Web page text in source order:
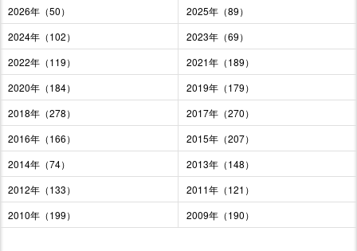
2026年（50）
2025年（89）
2024年（102）
2023年（69）
2022年（119）
2021年（189）
2020年（184）
2019年（179）
2018年（278）
2017年（270）
2016年（166）
2015年（207）
2014年（74）
2013年（148）
2012年（133）
2011年（121）
2010年（199）
2009年（190）